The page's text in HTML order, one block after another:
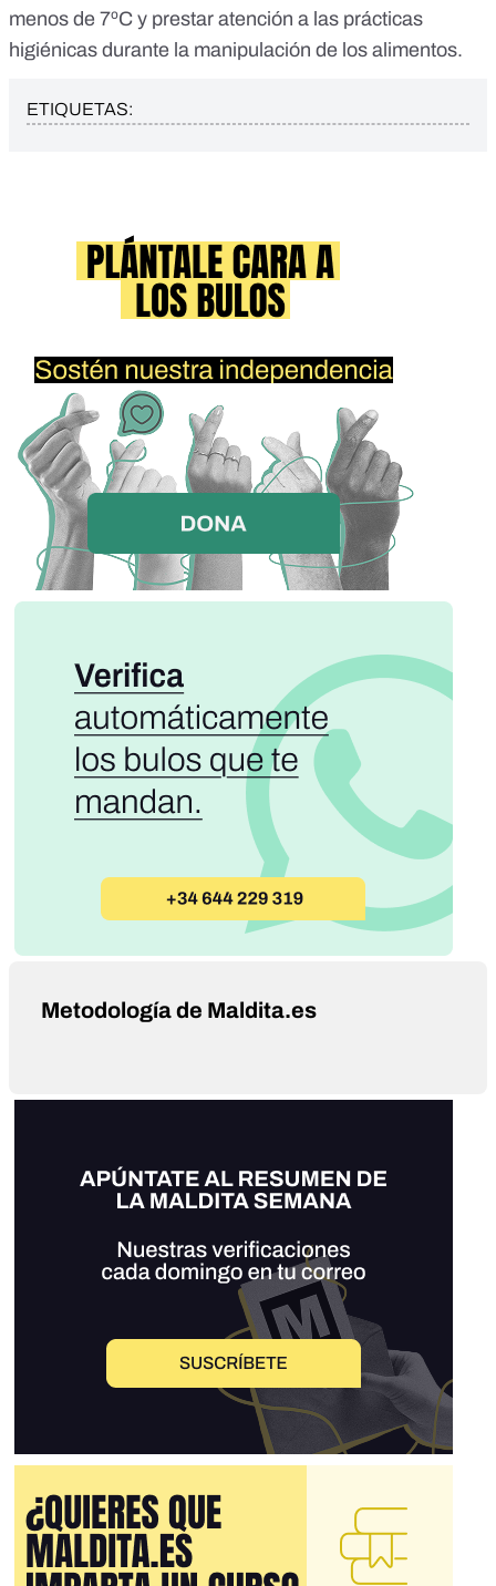
menos de 7ºC y prestar atención a las prácticas
higiénicas durante la manipulación de los alimentos.
ETIQUETAS:
Metodología de Maldita.es